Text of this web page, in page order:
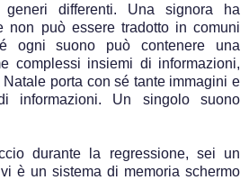
differenti. Una signora ha
non può essere tradotto in comuni
ogni suono può contenere una
complessi insiemi di informazioni,
porta con sé tante immagini e
informazioni. Un singolo suono
durante la regressione, sei un
è un sistema di memoria schermo